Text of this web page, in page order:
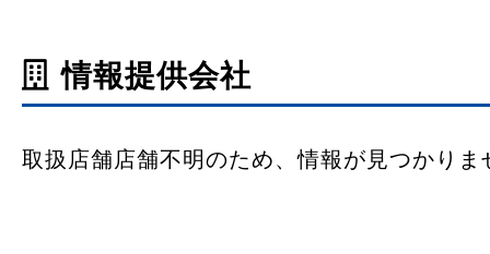
情報提供会社
取扱店舗店舗不明のため、情報が見つかりま